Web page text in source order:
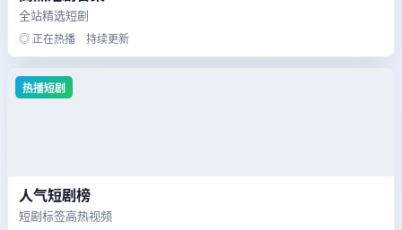
全站精选短剧
◎ 正在热播 持续更新
热播短剧
人气短剧榜
短剧标签高热视频